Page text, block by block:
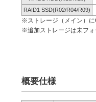
RAID1 SSD(R02/R04/R09)
※ストレージ（メイン）
※追加ストレージは未フォ
概要仕様